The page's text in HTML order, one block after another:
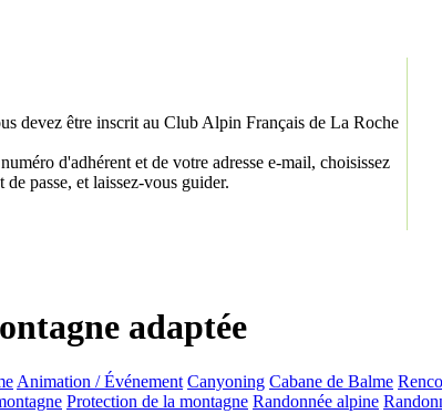
devez être inscrit au Club Alpin Français de La Roche
d'adhérent et de votre adresse e-mail, choisissez
passe, et laissez-vous guider.
adaptée
Animation / Événement Canyoning Cabane de Balme
Protection de la montagne Randonnée alpine